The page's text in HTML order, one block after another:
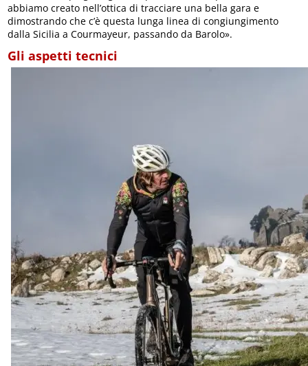
abbiamo creato nell’ottica di tracciare una bella gara e
dimostrando che c’è questa lunga linea di congiungimento
dalla Sicilia a Courmayeur, passando da Barolo».
Gli aspetti tecnici